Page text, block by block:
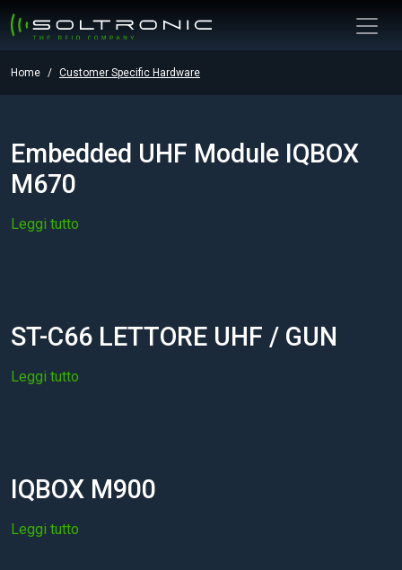
Home Customer Specific Hardware
Embedded UHF Module IQBOX
M670
Leggi tutto
ST-C66 LETTORE UHF / GUN
Leggi tutto
IQBOX M900
Leggi tutto